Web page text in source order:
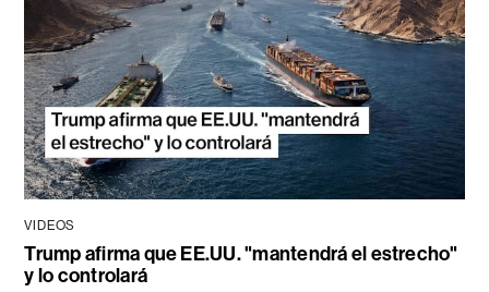
VIDEOS
Trump afirma que EE.UU. "mantendrá el estrecho"
y lo controlará